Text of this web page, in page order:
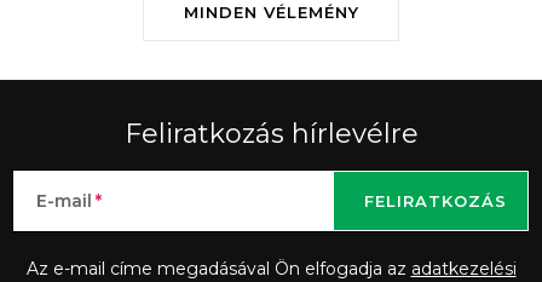
MINDEN VÉLEMÉNY
Feliratkozás hírlevélre
E-mail
Az e-mail címe megadásával Ön elfogadja az adatkezelési
FELIRATKOZÁS